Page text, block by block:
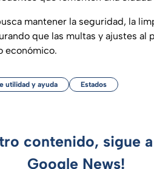
mantener la seguridad, la
que las multas y ajustes al
económico.
utilidad y ayuda Estados
contenido, sigue
Google News!